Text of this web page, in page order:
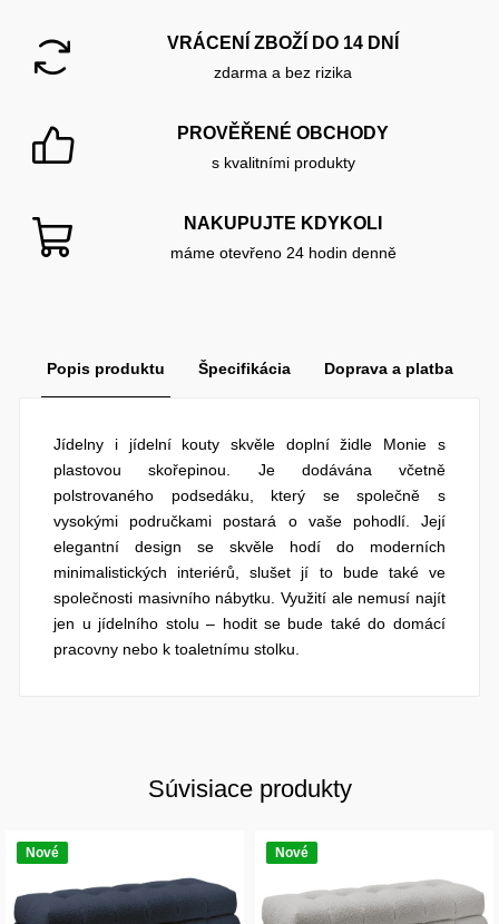
VRÁCENÍ ZBOŽÍ DO 14 DNÍ
zdarma a bez rizika
PROVĚŘENÉ OBCHODY
s kvalitními produkty
NAKUPUJTE KDYKOLI
máme otevřeno 24 hodin denně
Popis produktu Špecifikácia Doprava a platba
Jídelny i jídelní kouty skvěle doplní židle Monie s
plastovou skořepinou. Je dodávána včetně
polstrovaného podsedáku, který se společně s
vysokými područkami postará o vaše pohodlí. Její
elegantní design se skvěle hodí do moderních
minimalistických interiérů, slušet jí to bude také ve
společnosti masivního nábytku. Využití ale nemusí najít
jen u jídelního stolu – hodit se bude také do domácí
pracovny nebo k toaletnímu stolku.
Súvisiace produkty
Nové Nové